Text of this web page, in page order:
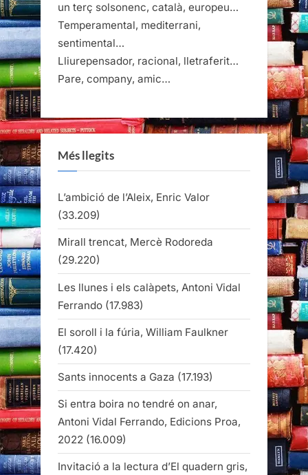
un terç solsonenc, català, europeu…
Temperamental, mediterrani,
sentimental…
Lliurepensador, racional, lletraferit…
Pare, company, amic…
Més llegits
L’ambició de l’Aleix, Enric Valor
(33.209)
Mirall trencat, Mercè Rodoreda
(29.220)
Les llunes i els calàpets, Antoni Vidal
Ferrando (17.983)
El soroll i la fúria, William Faulkner
(17.420)
Sants innocents a Gaza (17.193)
Si entra boira no tendré on anar,
Antoni Vidal Ferrando, Edicions Proa,
2022 (16.009)
Invitació a la lectura d’El quadern gris,